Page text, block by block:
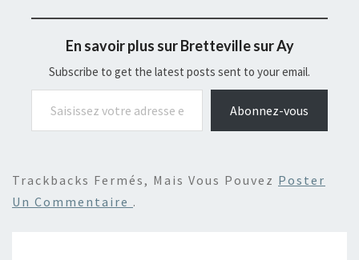
En savoir plus sur Bretteville sur Ay
Subscribe to get the latest posts sent to your email.
Saisissez votre adresse e-mail…
Abonnez-vous
Trackbacks Fermés, Mais Vous Pouvez Poster
Un Commentaire .